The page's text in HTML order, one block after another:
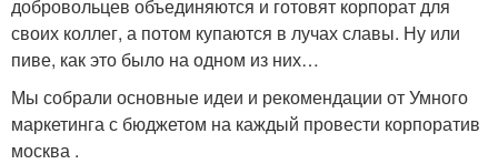
добровольцев объединяются и готовят корпорат для
своих коллег, а потом купаются в лучах славы. Ну или
пиве, как это было на одном из них…
Мы собрали основные идеи и рекомендации от Умного
маркетинга с бюджетом на каждый провести корпоратив
москва .